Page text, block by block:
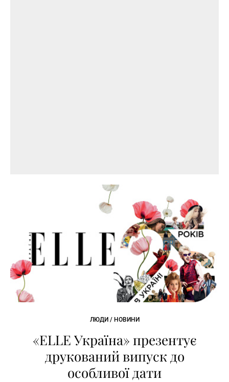
ЛЮДИ / НОВИНИ
«ELLE Україна» презентує
друкований випуск до
особливої дати